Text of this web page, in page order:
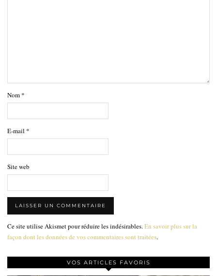
Nom *
E-mail *
Site web
Ce site utilise Akismet pour réduire les indésirables. En savoir plus sur la
façon dont les données de vos commentaires sont traitées.
VOS ARTICLES FAVORIS